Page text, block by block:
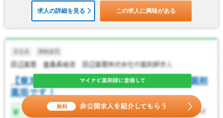
求人の詳細を見る この求人に興味がある